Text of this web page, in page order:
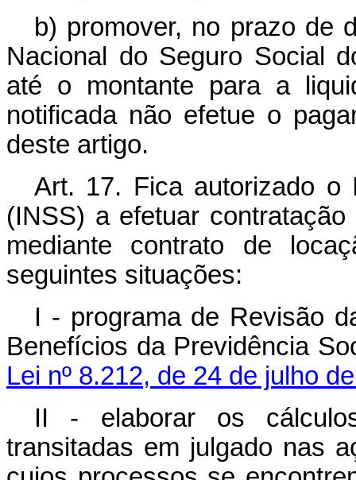
b) promover, no prazo de
Nacional do Seguro Social
até o montante para a
notificada não efetue o
deste artigo.
Art. 17. Fica autorizado o
(INSS) a efetuar
mediante contrato de
seguintes situações:
I - programa de Revisão
Benefícios da Previdência
Lei nº 8.212, de 24 de julho
II - elaborar os
transitadas em julgado nas